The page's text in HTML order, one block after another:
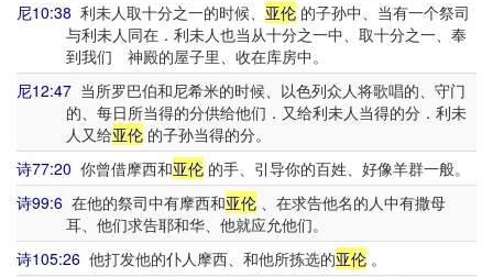
尼10:38 利未人取十分之一的时候、 亚伦 的子孙中、当有一个祭司
与利未人同在．利未人也当从十分之一中、取十分之一、奉
到我们 神殿的屋子里、收在库房中。
尼12:47 当所罗巴伯和尼希米的时候、以色列众人将歌唱的、守门
的、每日所当得的分供给他们．又给利未人当得的分．利未
人又给亚伦的子孙当得的分。
诗77:20 你曾借摩西和亚伦 的手、引导你的百姓、好像羊群一般。
诗99:6 在他的祭司中有摩西和亚伦 、在求告他名的人中有撒母
耳、他们求告耶和华、他就应允他们。
诗105:26 他打发他的仆人摩西、和他所拣选的亚伦 。